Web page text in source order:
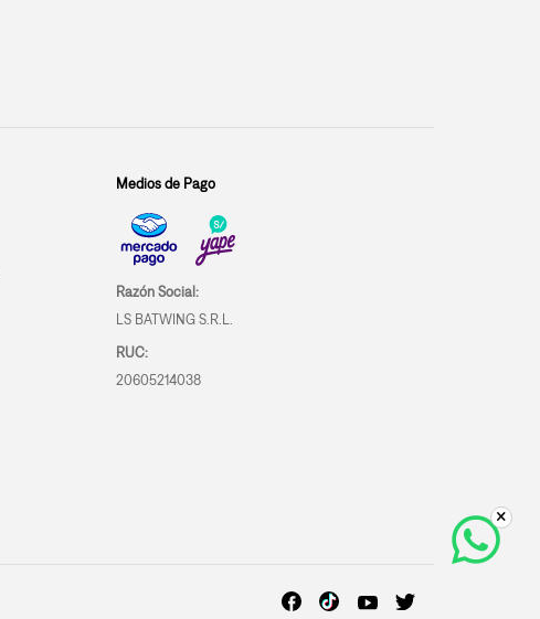
Medios de Pago
Razón Social:
LS BATWING S.R.L.
RUC:
20605214038